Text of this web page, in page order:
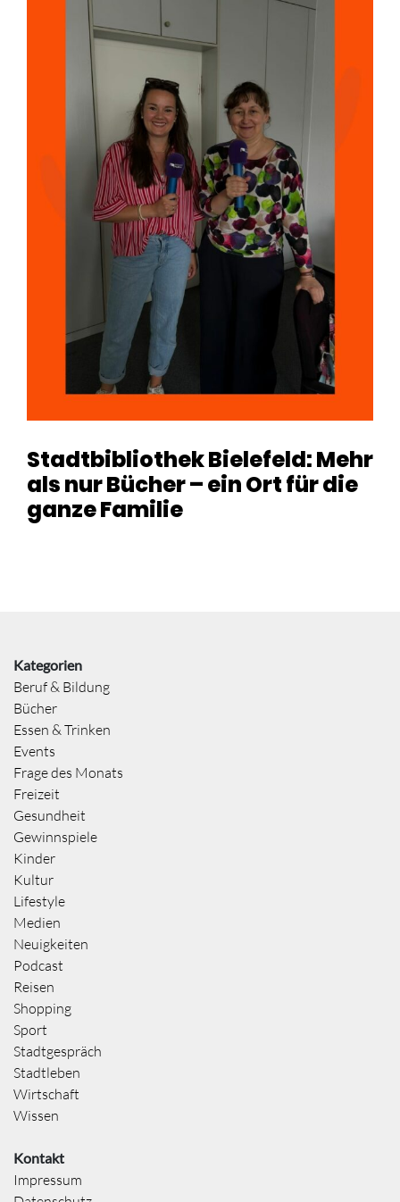
Stadtbibliothek Bielefeld: Mehr
als nur Bücher – ein Ort für die
ganze Familie
Kategorien
Beruf & Bildung
Bücher
Essen & Trinken
Events
Frage des Monats
Freizeit
Gesundheit
Gewinnspiele
Kinder
Kultur
Lifestyle
Medien
Neuigkeiten
Podcast
Reisen
Shopping
Sport
Stadtgespräch
Stadtleben
Wirtschaft
Wissen
Kontakt
Impressum